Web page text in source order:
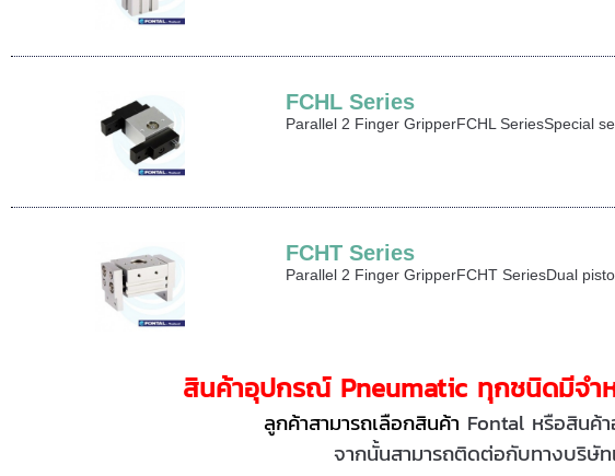
FCHL Series
Parallel 2 Finger GripperFCHL SeriesSpecial
FCHT Series
Parallel 2 Finger GripperFCHT SeriesDual
สินค้าอุปกรณ์ Pneumatic ทุกชนิดมีจำ
ลูกค้าสามารถเลือกสินค้า Fontal หรือสินค้
จากนั้นสามารถติดต่อกับทางบริษั